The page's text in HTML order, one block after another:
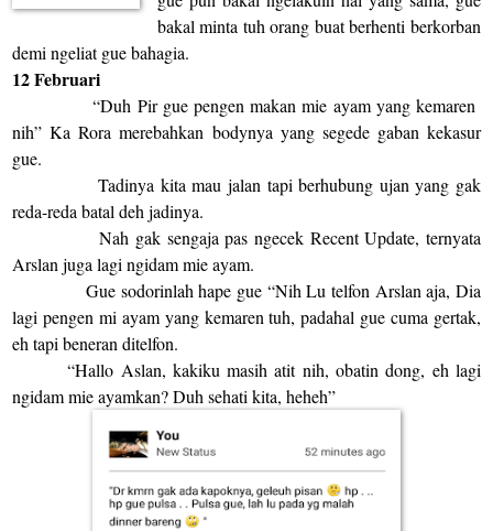
bakal minta tuh orang buat berhenti berkorban
demi ngeliat gue bahagia.
12 Februari
“Duh Pir gue pengen makan mie ayam yang kemaren
nih” Ka Rora merebahkan bodynya yang segede gaban kekasur
gue.
Tadinya kita mau jalan tapi berhubung ujan yang gak
reda-reda batal deh jadinya.
Nah gak sengaja pas ngecek Recent Update, ternyata
Arslan juga lagi ngidam mie ayam.
Gue sodorinlah hape gue “Nih Lu telfon Arslan aja, Dia
lagi pengen mi ayam yang kemaren tuh, padahal gue cuma gertak,
eh tapi beneran ditelfon.
“Hallo Aslan, kakiku masih atit nih, obatin dong, eh lagi
ngidam mie ayamkan? Duh sehati kita, heheh”